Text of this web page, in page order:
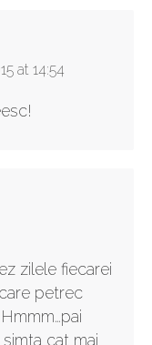
at 14:54
zilele fiecarei
petrec
cat mai